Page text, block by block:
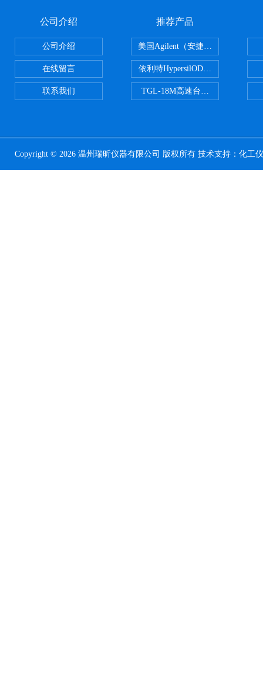
公司介绍
公司介绍
在线留言
联系我们
推荐产品
美国Agilent（安捷伦） PLOT色谱
依利特HypersilODS2/C18/C8/
TGL-18M高速台式冷冻离心机
Copyright © 2026 温州瑞昕仪器有限公司 版权所有 技术支持： 化工